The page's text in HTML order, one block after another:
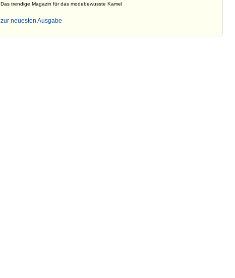
Das trendige Magazin für das modebewusste Kamel
zur neuesten Ausgabe